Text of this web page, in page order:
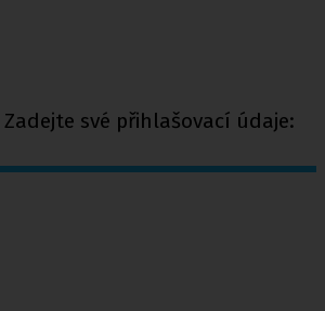
Zadejte své přihlašovací údaje: